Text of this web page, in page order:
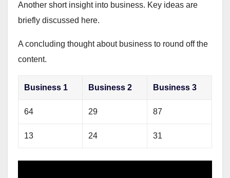
Another short insight into business. Key ideas are
briefly discussed here.
A concluding thought about business to round off the
content.
Business 1 Business 2 Business 3
64 29 87
13 24 31